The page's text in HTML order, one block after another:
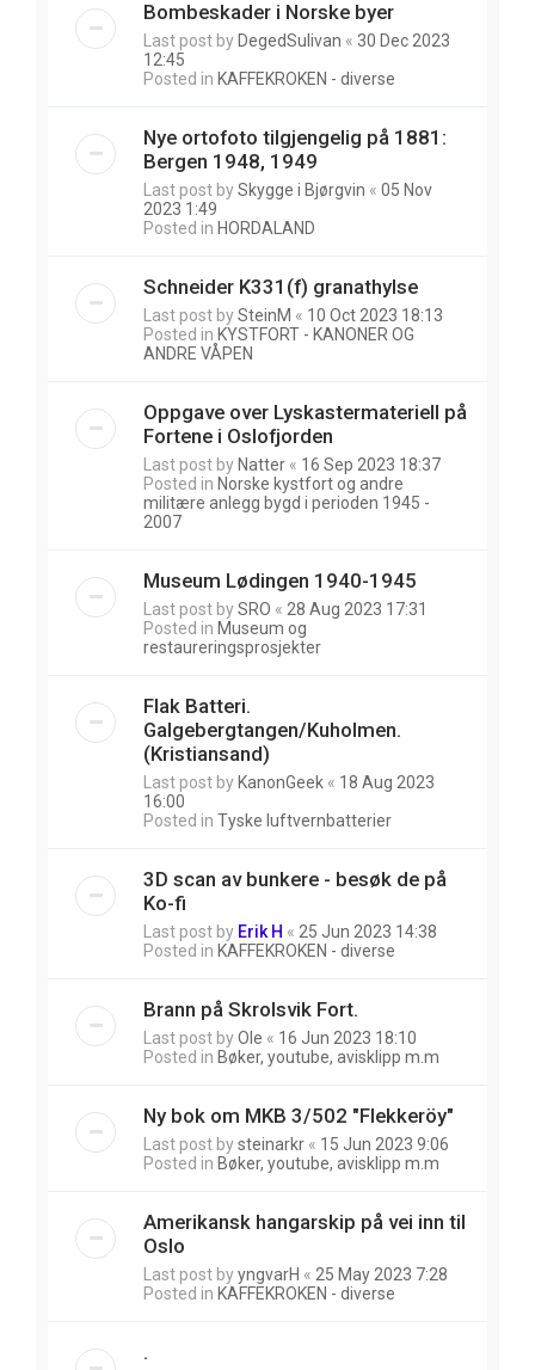
Bombeskader i Norske byer
Last post by DegedSulivan « 30 Dec 2023
12:45
Posted in KAFFEKROKEN - diverse
Nye ortofoto tilgjengelig på 1881:
Bergen 1948, 1949
Last post bySkygge i Bjørgvin « 05 Nov
2023 1:49
Posted in HORDALAND
Schneider K331(f) granathylse
Last post bySteinM « 10 Oct 2023 18:13
Posted in KYSTFORT - KANONER OG
ANDRE VÅPEN
Oppgave over Lyskastermateriell på
Fortene i Oslofjorden
Last post by Natter « 16 Sep 2023 18:37
Posted in Norske kystfort og andre
militære anlegg bygd i perioden 1945 -
2007
Museum Lødingen 1940-1945
Last post bySRO « 28 Aug 2023 17:31
Posted in Museum og
restaureringsprosjekter
Flak Batteri.
Galgebergtangen/Kuholmen.
(Kristiansand)
Last post by KanonGeek « 18 Aug 2023
16:00
Posted in Tyske luftvernbatterier
3D scan av bunkere - besøk de på
Ko-fi
Last post by Erik H « 25 Jun 2023 14:38
Posted in KAFFEKROKEN - diverse
Brann på Skrolsvik Fort.
Last post byOle « 16 Jun 2023 18:10
Posted in Bøker, youtube, avisklipp m.m
Ny bok om MKB 3/502 "Flekkeröy"
Last post bysteinarkr « 15 Jun 2023 9:06
Posted in Bøker, youtube, avisklipp m.m
Amerikansk hangarskip på vei inn til
Oslo
Last post byyngvarH « 25 May 2023 7:28
Posted in KAFFEKROKEN - diverse
.